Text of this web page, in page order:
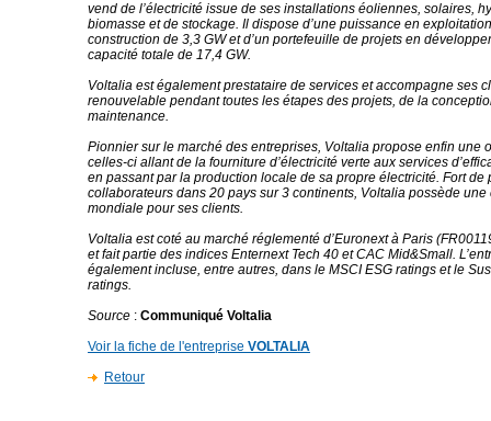
vend de l’électricité issue de ses installations éoliennes, solaires,
biomasse et de stockage. Il dispose d’une puissance en
construction de 3,3 GW et d’un portefeuille de projets en
capacité totale de 17,4 GW.
Voltalia est également prestataire de services et accompagne ses
renouvelable pendant toutes les étapes des projets, de la
maintenance.
Pionnier sur le marché des entreprises, Voltalia propose enfin une
celles-ci allant de la fourniture d’électricité verte aux services
en passant par la production locale de sa propre électricité. Fort de
collaborateurs dans 20 pays sur 3 continents, Voltalia possède une
mondiale pour ses clients.
Voltalia est coté au marché réglementé d’Euronext à Paris
et fait partie des indices Enternext Tech 40 et CAC Mid&Small.
également incluse, entre autres, dans le MSCI ESG ratings et le
ratings.
Source : Communiqué Voltalia
Voir la fiche de l'entreprise VOLTALIA
Retour